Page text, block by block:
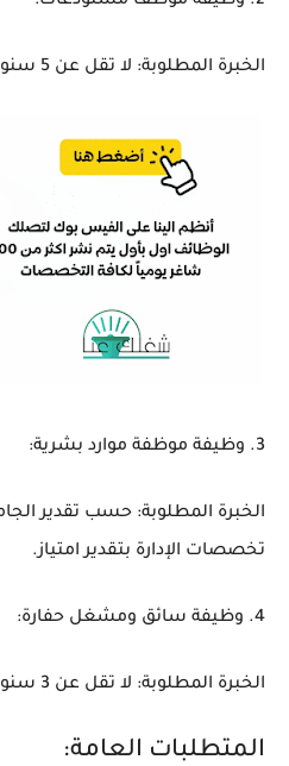
الخبرة المطلوبة: لا تقل عن 5 سنوات.
3. وظيفة موظفة موارد بشرية:
الخبرة المطلوبة: حسب تقدير
تخصصات الإدارة بتقدير امتياز.
4. وظيفة سائق ومشغل حفارة:
الخبرة المطلوبة: لا تقل عن 3 سنوات.
المتطلبات العامة: